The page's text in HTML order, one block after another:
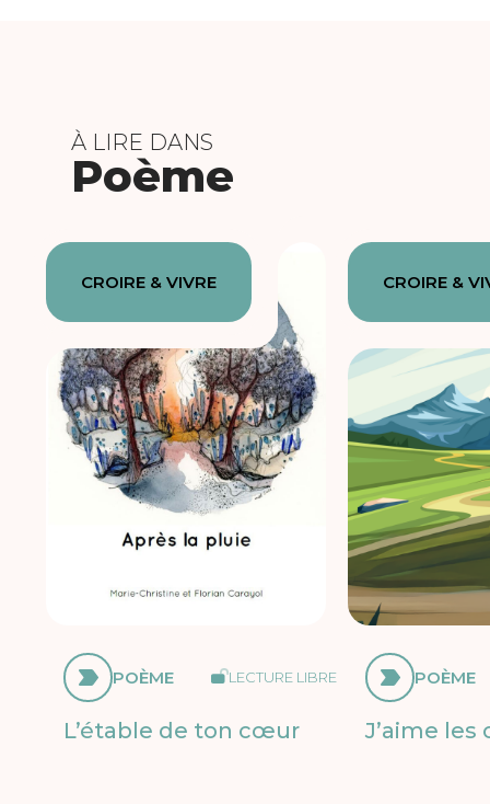
À LIRE DANS
Poème
CROIRE & VIVRE
POÈME LECTURE LIBRE
L’étable de ton cœur
CROIRE &
POÈME
J’aime les